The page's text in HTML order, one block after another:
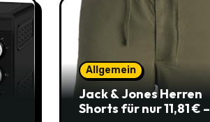
Allgemein
Jack & Jones Herren
Shorts für nur 11,81 € –